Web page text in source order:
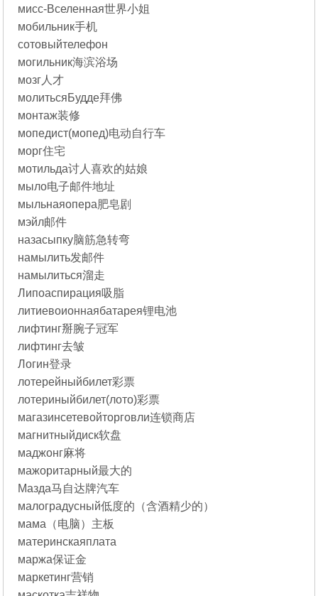
мисс-Вселенная世界小姐
мобильник手机
сотовыйтелефон
могильник海滨浴场
мозг人才
молитьсяБудде拜佛
монтаж装修
мопедист(мопед)电动自行车
морг住宅
мотильда讨人喜欢的姑娘
мыло电子邮件地址
мыльнаяопера肥皂剧
мэйл邮件
назасыпку脑筋急转弯
намылить发邮件
намылиться溜走
Липоаспирация吸脂
литиевоионнаябатарея锂电池
лифтинг掰腕子冠军
лифтинг去皱
Логин登录
лотерейныйбилет彩票
лотериныйбилет(лото)彩票
магазинсетевойторговли连锁商店
магнитныйдиск软盘
маджонг麻将
мажоритарный最大的
Мазда马自达牌汽车
малоградусный低度的（含酒精少的）
мама（电脑）主板
материнскаяплата
маржа保证金
маркетинг营销